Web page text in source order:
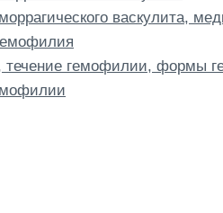
васкулита,
гемофилии, формы